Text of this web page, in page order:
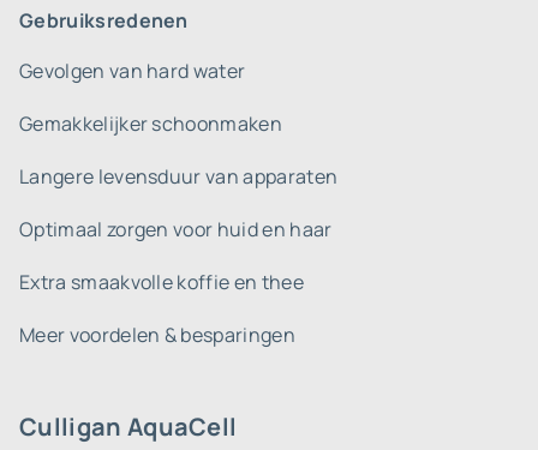
Culligan AquaCell
Gebruiksredenen
Gevolgen van hard water
Gemakkelijker schoonmaken
Langere levensduur van apparaten
Optimaal zorgen voor huid en haar
Extra smaakvolle koffie en thee
Meer voordelen & besparingen